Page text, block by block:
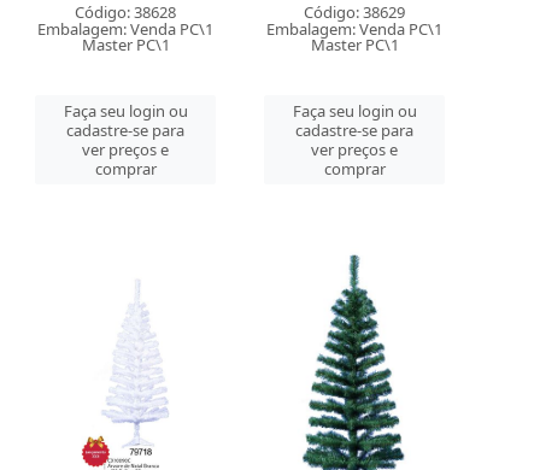
Código: 38628
Embalagem: Venda PC\1
Master PC\1
Faça seu login ou
cadastre-se para
ver preços e
comprar
Código: 38629
Embalagem: Venda PC\1
Master PC\1
Faça seu login ou
cadastre-se para
ver preços e
comprar